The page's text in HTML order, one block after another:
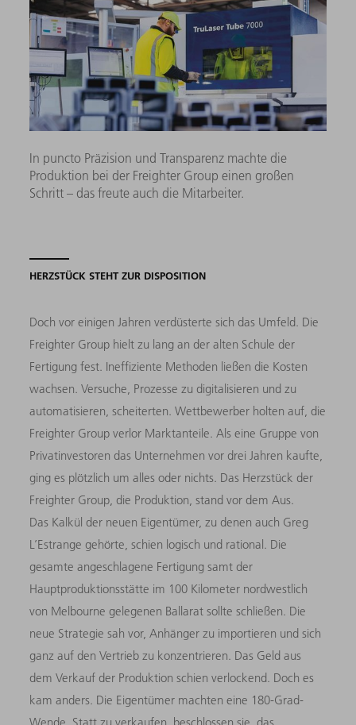
In puncto Präzision und Transparenz machte die
Produktion bei der Freighter Group einen großen
Schritt – das freute auch die Mitarbeiter.
HERZSTÜCK STEHT ZUR DISPOSITION
Doch vor einigen Jahren verdüsterte sich das Umfeld. Die
Freighter Group hielt zu lang an der alten Schule der
Fertigung fest. Ineffiziente Methoden ließen die Kosten
wachsen. Versuche, Prozesse zu digitalisieren und zu
automatisieren, scheiterten. Wettbewerber holten auf, die
Freighter Group verlor Marktanteile. Als eine Gruppe von
Privatinvestoren das Unternehmen vor drei Jahren kaufte,
ging es plötzlich um alles oder nichts. Das Herzstück der
Freighter Group, die Produktion, stand vor dem Aus.
Das Kalkül der neuen Eigentümer, zu denen auch Greg
L’Estrange gehörte, schien logisch und rational. Die
gesamte angeschlagene Fertigung samt der
Hauptproduktionsstätte im 100 Kilometer nordwestlich
von Melbourne gelegenen Ballarat sollte schließen. Die
neue Strategie sah vor, Anhänger zu importieren und sich
ganz auf den Vertrieb zu konzentrieren. Das Geld aus
dem Verkauf der Produktion schien verlockend. Doch es
kam anders. Die Eigentümer machten eine 180-Grad-